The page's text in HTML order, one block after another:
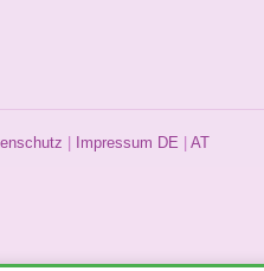
Impressum DE AT